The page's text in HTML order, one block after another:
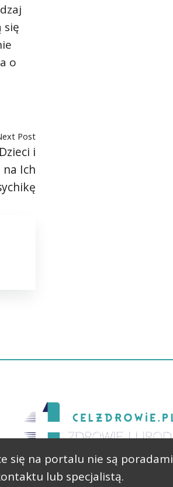
się na portalu nie są poradami
lub specjalistą.
się
o
Post
i
na Ich